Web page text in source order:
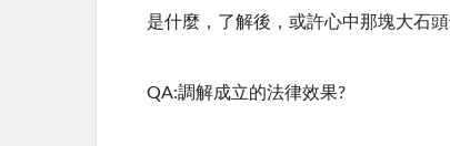
是什麼，了解後，或許心中那塊大石
QA:調解成立的法律效果?